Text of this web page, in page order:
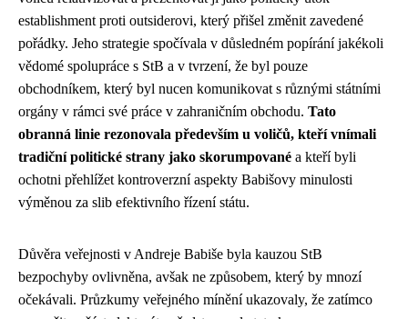
establishment proti outsiderovi, který přišel změnit zavedené
pořádky. Jeho strategie spočívala v důsledném popírání jakékoli
vědomé spolupráce s StB a v tvrzení, že byl pouze
obchodníkem, který byl nucen komunikovat s různými státními
orgány v rámci své práce v zahraničním obchodu. Tato
obranná linie rezonovala především u voličů, kteří vnímali
tradiční politické strany jako skorumpované a kteří byli
ochotni přehlížet kontroverzní aspekty Babišovy minulosti
výměnou za slib efektivního řízení státu.
Důvěra veřejnosti v Andreje Babiše byla kauzou StB
bezpochyby ovlivněna, avšak ne způsobem, který by mnozí
očekávali. Průzkumy veřejného mínění ukazovaly, že zatímco